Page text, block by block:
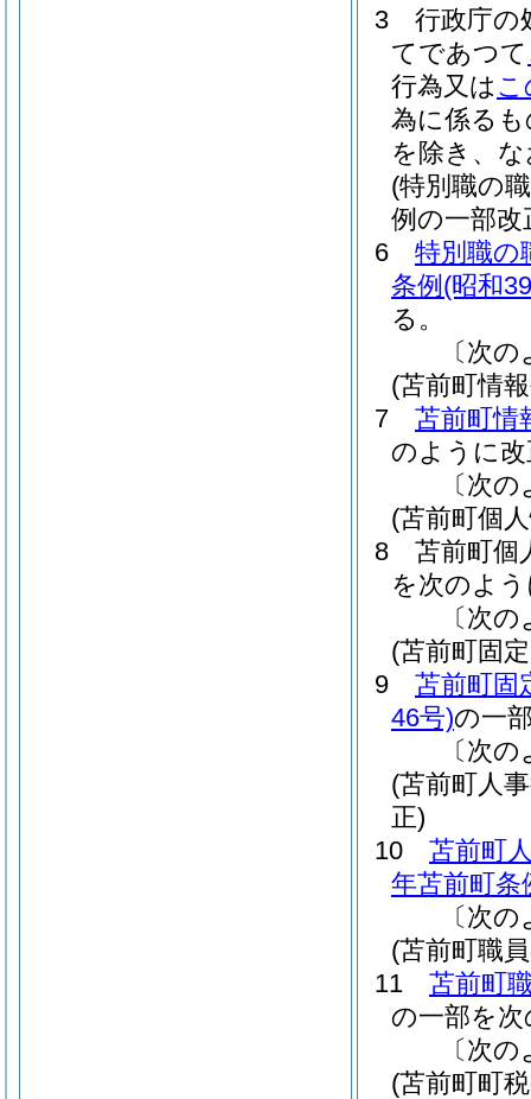
3
行政庁の
てであつて
行為又は こ
為に係る
を除き、
(特別職の
例の一部改
6
特別職の
条例 (昭和
る。
〔次
(苫前町情
7
苫前町情
のように
〔次
(苫前町個
8
苫前町個
を次のよ
〔次
(苫前町固
9
苫前町固
46号)の一
〔次
(苫前町人
正)
10
苫前町
年苫前町条
〔次
(苫前町職
11
苫前町
の一部を
〔次
(苫前町町